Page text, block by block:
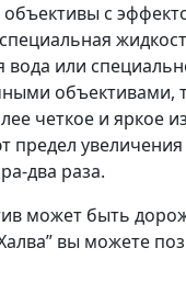
с
вода или
объективами,
четкое и яркое
предел
два раза.
может быть
вы можете